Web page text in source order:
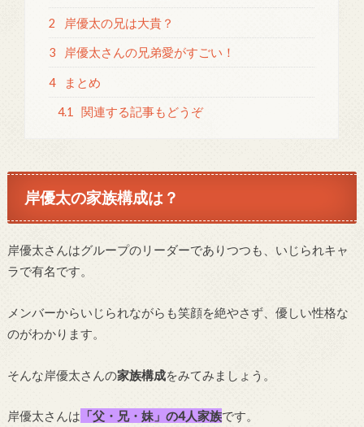
2 岸優太の兄は大貴？
3 岸優太さんの兄弟愛がすごい！
4 まとめ
4.1 関連する記事もどうぞ
岸優太の家族構成は？
岸優太さんはグループのリーダーでありつつも、いじられキャ
ラで有名です。
メンバーからいじられながらも笑顔を絶やさず、優しい性格な
のがわかります。
そんな岸優太さんの家族構成をみてみましょう。
岸優太さんは 「父・兄・妹」の4人家族です。